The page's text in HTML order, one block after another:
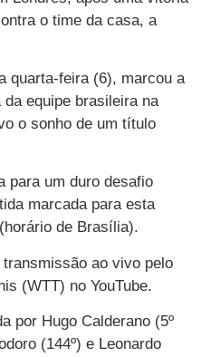
o time da casa, a
quarta-feira (6), marcou a
equipe brasileira na
o sonho de um título
para um duro desafio
marcada para esta
de Brasília).
ao vivo pelo
(WTT) no YouTube.
por Hugo Calderano (5º
(144º) e Leonardo